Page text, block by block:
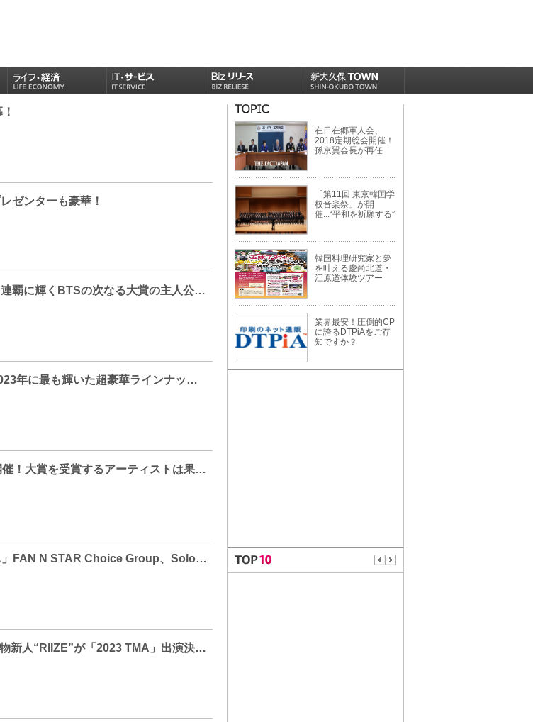
ゼンターも豪華！
「2023 TMA」開催まで残り１日！５連覇に輝くBTSの次なる大賞の主人公は果たして！？超豪華アーティストたちがTMAに集結！
「2023 TMA」開催まで残り10日！2023年に最も輝いた超豪華ラインナップのアーティストたちが総出動！
「2023 TMA」いよいよ本日(10/10)開催！大賞を受賞するアーティストは果たして！？
BTS、イム・ヨンウンが「2023 TMA」FAN N STAR Choice Group、Solo部門受賞へ！
ミリオンセラーデビュー！第5世代怪物新人“RIIZE”が「2023 TMA」出演決定‼
在日在郷軍人会、
2018定期総会開催！
孫京翼会長が再任
「第11回 東京韓国学
校音楽祭」が開
催...“平和を祈願する”
韓国料理研究家と夢
を叶える慶尚北道・
江原道体験ツアー
業界最安！圧倒的CP
に誇るDTPiAをご存
知ですか？